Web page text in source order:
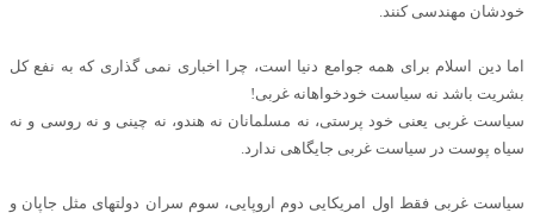
خودشان مهندسی کنند.
اما دین اسلام برای همه جوامع دنیا است، چرا اخباری نمی گذاری که به نفع کل
بشریت باشد نه سیاست خودخواهانه غربی!
سیاست غربی یعنی خود پرستی، نه مسلمانان نه هندو، نه چینی و نه روسی و نه
سیاه پوست در سیاست غربی جایگاهی ندارد.
سیاست غربی فقط اول امریکایی دوم اروپایی، سوم سران دولتهای مثل جاپان و